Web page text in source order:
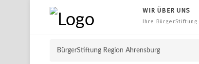
WIR ÜBER UNS
Ihre BürgerStiftung
BürgerStiftung Region Ahrensburg